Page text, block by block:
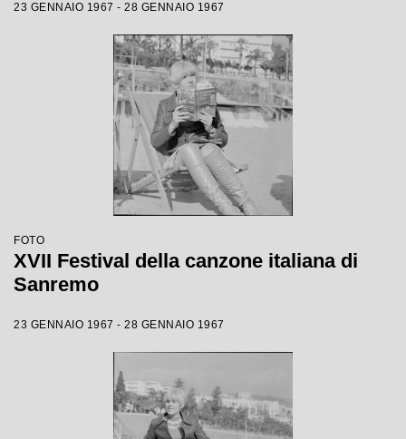
23 GENNAIO 1967 - 28 GENNAIO 1967
FOTO
XVII Festival della canzone italiana di
Sanremo
23 GENNAIO 1967 - 28 GENNAIO 1967